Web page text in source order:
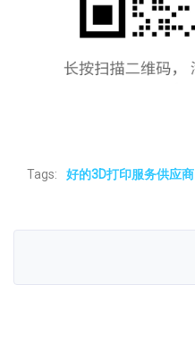
Tags: 好的3D打印服务供应商